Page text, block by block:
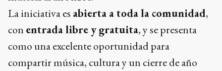
La iniciativa es abierta a toda la comunidad,
con entrada libre y gratuita, y se presenta
como una excelente oportunidad para
compartir música, cultura y un cierre de año